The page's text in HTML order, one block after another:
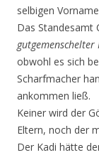
selbigen
Das Standesamt
gutgemenschelter
obwohl es sich
Scharfmacher
ankommen ließ.
Keiner wird der
Eltern, noch der
Der Kadi hätte